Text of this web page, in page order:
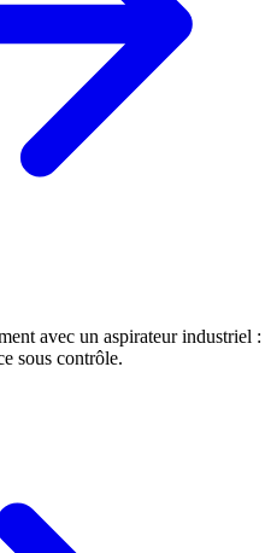
avec un aspirateur industriel :
sous contrôle.